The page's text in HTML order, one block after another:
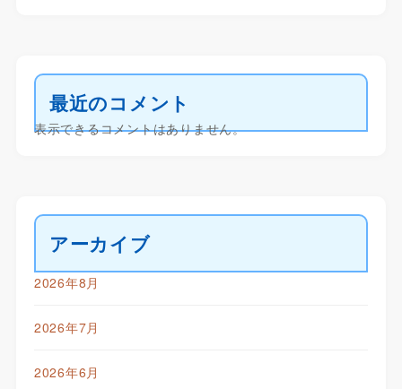
最近のコメント
表示できるコメントはありません。
アーカイブ
2026年8月
2026年7月
2026年6月